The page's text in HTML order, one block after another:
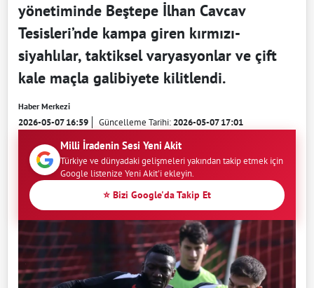
yönetiminde Beştepe İlhan Cavcav
Tesisleri’nde kampa giren kırmızı-
siyahlılar, taktiksel varyasyonlar ve çift
kale maçla galibiyete kilitlendi.
Haber Merkezi
2026-05-07 16:59 Güncelleme Tarihi:2026-05-07 17:01
Milli İradenin Sesi Yeni Akit
Türkiye ve dünyadaki gelişmeleri yakından takip etmek için
Google listenize Yeni Akit'i ekleyin.
⭐ Bizi Google'da Takip Et